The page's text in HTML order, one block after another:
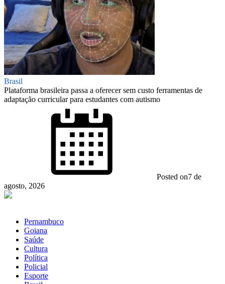
Brasil
Plataforma brasileira passa a oferecer sem custo ferramentas de
adaptação curricular para estudantes com autismo
Posted on7 de
agosto, 2026
Pernambuco
Goiana
Saúde
Cultura
Política
Policial
Esporte